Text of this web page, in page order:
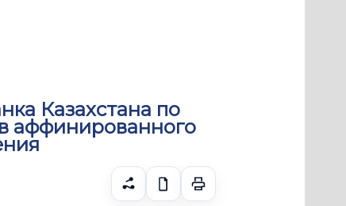
Казахстана по
аффинированного